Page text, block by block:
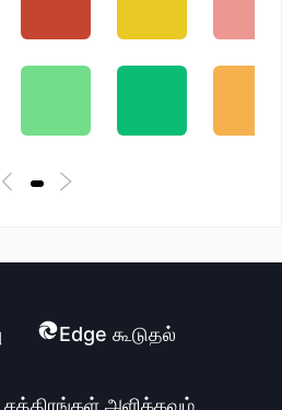
Edge கூடுதல்
அளிக்கவும்